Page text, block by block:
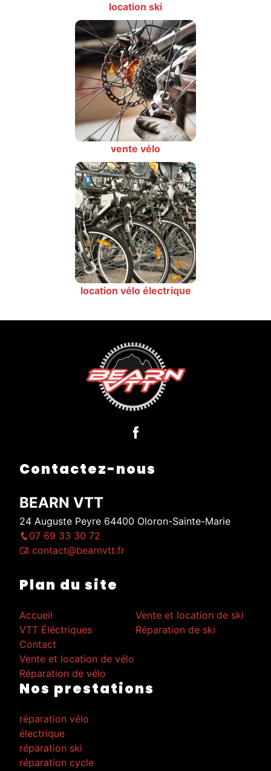
location ski
vente vélo
location vélo électrique
Contactez-nous
BEARN VTT
24 Auguste Peyre 64400 Oloron-Sainte-Marie
07 69 33 30 72
contact@bearnvtt.fr
Plan du site
Accueil
VTT Éléctriques
Contact
Vente et location de vélo
Réparation de vélo
Vente et location de ski
Réparation de ski
Nos prestations
réparation vélo
électrique
réparation ski
réparation cycle